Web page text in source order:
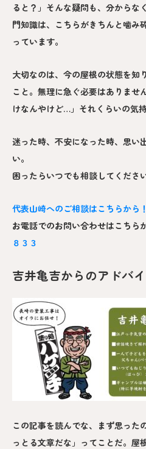
ると？」そんな疑問も、分からな
門知識は、こちらがきちんと噛み
っています。
大切なのは、今の屋根の状態を知
こと。無理に急ぐ必要はありませ
けなんやけど…」それくらいの気
迷った時、不安になった時、思い
い。
困ったらいつでも相談してくださ
代表山崎へのご相談はこちらから！
お電話でのお問い合わせはこちら
８３３
吉井亀吉からのアドバ
この記事を読んでな、まず思った
っとる文章だな」ってことだ。屋